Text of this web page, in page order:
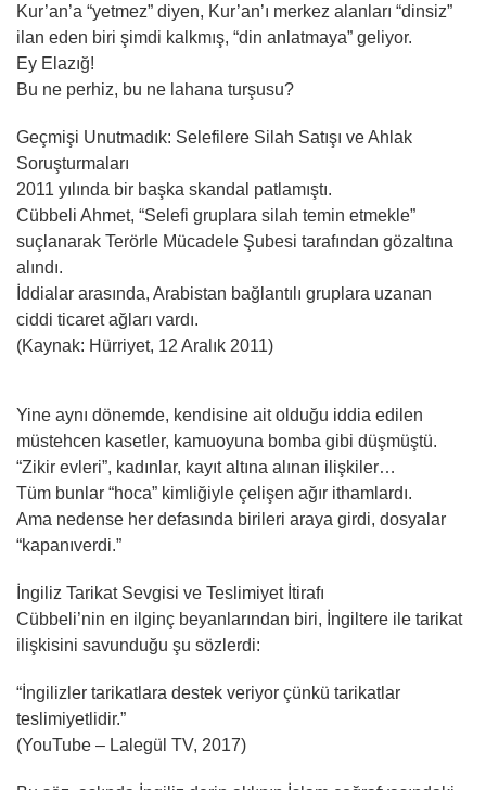
Kur’an’a “yetmez” diyen, Kur’an’ı merkez alanları “dinsiz”
ilan eden biri şimdi kalkmış, “din anlatmaya” geliyor.
Ey Elazığ!
Bu ne perhiz, bu ne lahana turşusu?
Geçmişi Unutmadık: Selefilere Silah Satışı ve Ahlak
Soruşturmaları
2011 yılında bir başka skandal patlamıştı.
Cübbeli Ahmet, “Selefi gruplara silah temin etmekle”
suçlanarak Terörle Mücadele Şubesi tarafından gözaltına
alındı.
İddialar arasında, Arabistan bağlantılı gruplara uzanan
ciddi ticaret ağları vardı.
(Kaynak: Hürriyet, 12 Aralık 2011)
Yine aynı dönemde, kendisine ait olduğu iddia edilen
müstehcen kasetler, kamuoyuna bomba gibi düşmüştü.
“Zikir evleri”, kadınlar, kayıt altına alınan ilişkiler…
Tüm bunlar “hoca” kimliğiyle çelişen ağır ithamlardı.
Ama nedense her defasında birileri araya girdi, dosyalar
“kapanıverdi.”
İngiliz Tarikat Sevgisi ve Teslimiyet İtirafı
Cübbeli’nin en ilginç beyanlarından biri, İngiltere ile tarikat
ilişkisini savunduğu şu sözlerdi:
“İngilizler tarikatlara destek veriyor çünkü tarikatlar
teslimiyetlidir.”
(YouTube – Lalegül TV, 2017)